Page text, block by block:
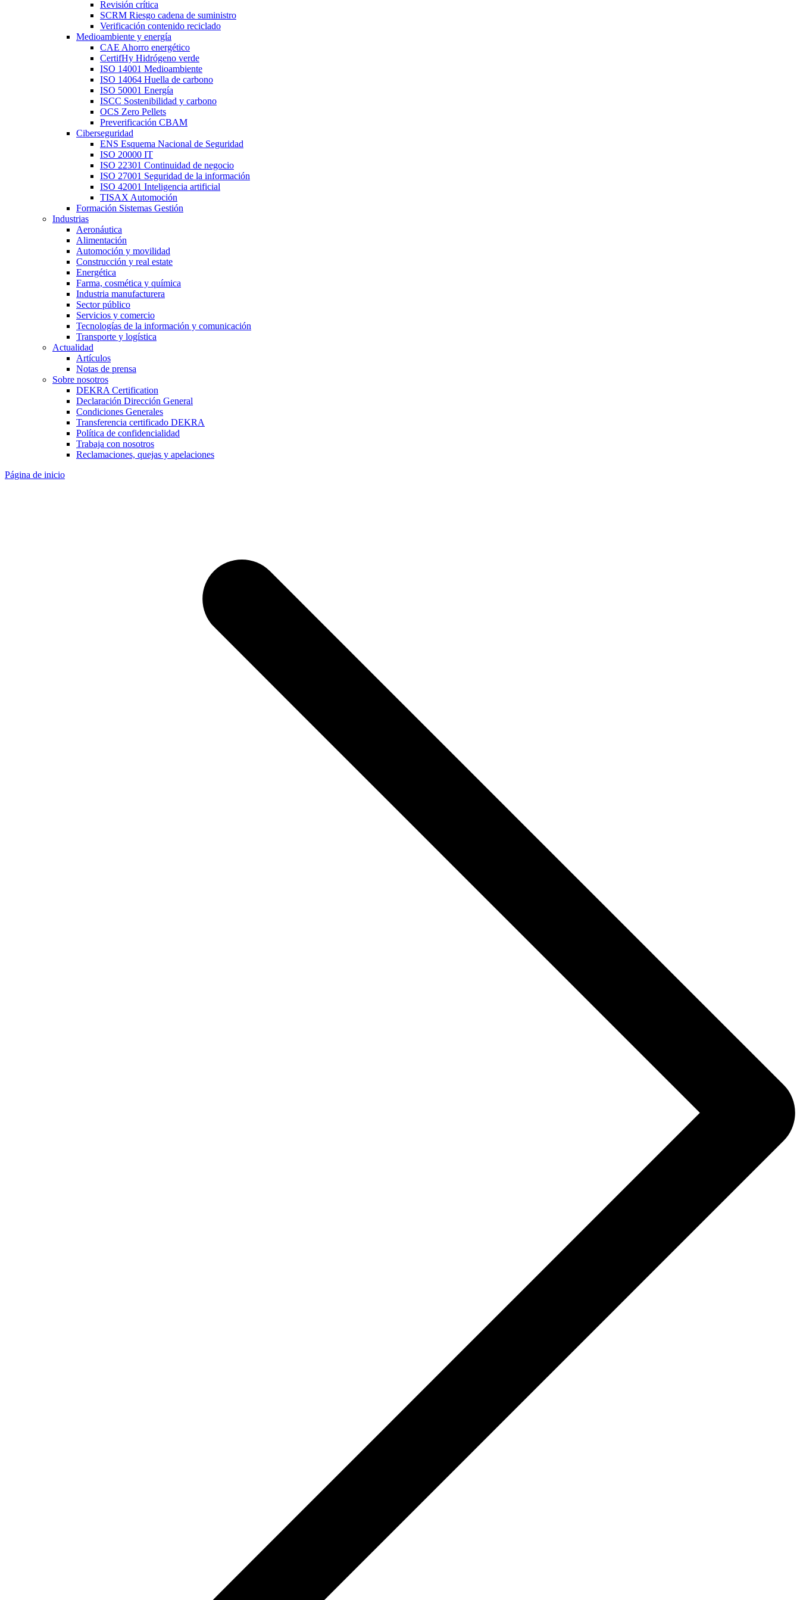
Revisión crítica
SCRM Riesgo cadena de suministro
Verificación contenido reciclado
Medioambiente y energía
CAE Ahorro energético
CertifHy Hidrógeno verde
ISO 14001 Medioambiente
ISO 14064 Huella de carbono
ISO 50001 Energía
ISCC Sostenibilidad y carbono
OCS Zero Pellets
Preverificación CBAM
Ciberseguridad
ENS Esquema Nacional de Seguridad
ISO 20000 IT
ISO 22301 Continuidad de negocio
ISO 27001 Seguridad de la información
ISO 42001 Inteligencia artificial
TISAX Automoción
Formación Sistemas Gestión
Industrias
Aeronáutica
Alimentación
Automoción y movilidad
Construcción y real estate
Energética
Farma, cosmética y química
Industria manufacturera
Sector público
Servicios y comercio
Tecnologías de la información y comunicación
Transporte y logística
Actualidad
Artículos
Notas de prensa
Sobre nosotros
DEKRA Certification
Declaración Dirección General
Condiciones Generales
Transferencia certificado DEKRA
Política de confidencialidad
Trabaja con nosotros
Reclamaciones, quejas y apelaciones
Página de inicio